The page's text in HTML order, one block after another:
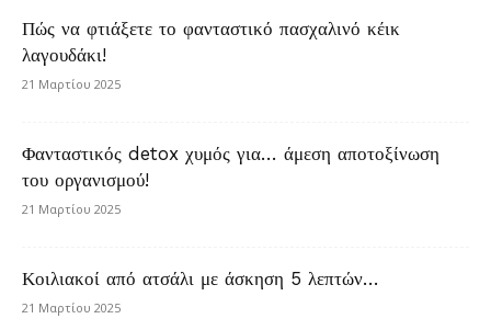
Πώς να φτιάξετε το φανταστικό πασχαλινό κέικ
λαγουδάκι!
21 Μαρτίου 2025
Φανταστικός detox χυμός για… άμεση αποτοξίνωση
του οργανισμού!
21 Μαρτίου 2025
Κοιλιακοί από ατσάλι με άσκηση 5 λεπτών…
21 Μαρτίου 2025